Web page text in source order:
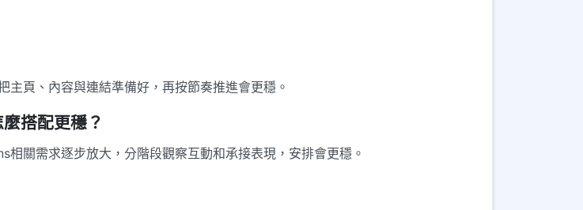
頁、內容與連結準備好，再按節奏推進會更穩。
搭配更穩？
關需求逐步放大，分階段觀察互動和承接表現，安排會更穩。